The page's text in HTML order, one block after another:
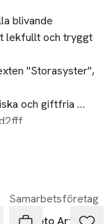
blivande
lekfullt och tryggt
"Storasyster",
och giftfria
allra första stund.
fokus på
till lek där
Samarbetsföretag